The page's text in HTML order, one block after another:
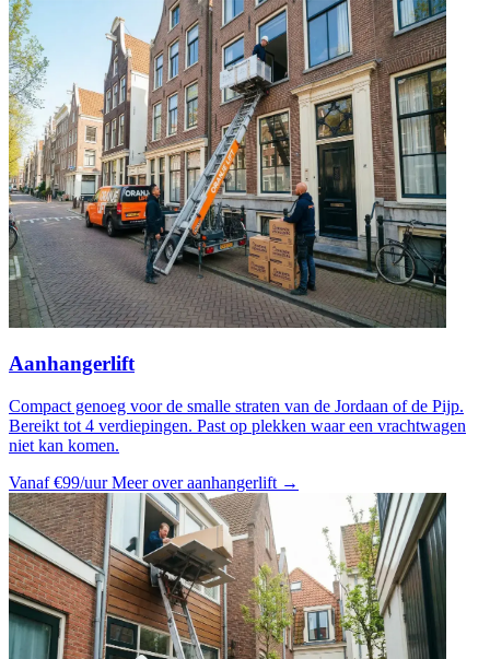
Aanhangerlift
Compact genoeg voor de smalle straten van de Jordaan of de Pijp.
Bereikt tot 4 verdiepingen. Past op plekken waar een vrachtwagen
niet kan komen.
Vanaf €99/uur Meer over aanhangerlift →